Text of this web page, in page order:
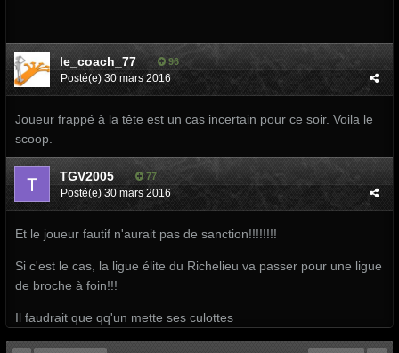
le_coach_77 96
Posté(e) 30 mars 2016
Joueur frappé à la tête est un cas incertain pour ce soir. Voila le
scoop.
TGV2005 77
Posté(e) 30 mars 2016
Et le joueur fautif n'aurait pas de sanction!!!!!!!!
Si c'est le cas, la ligue élite du Richelieu va passer pour une ligue
de broche à foin!!!
Il faudrait que qq'un mette ses culottes